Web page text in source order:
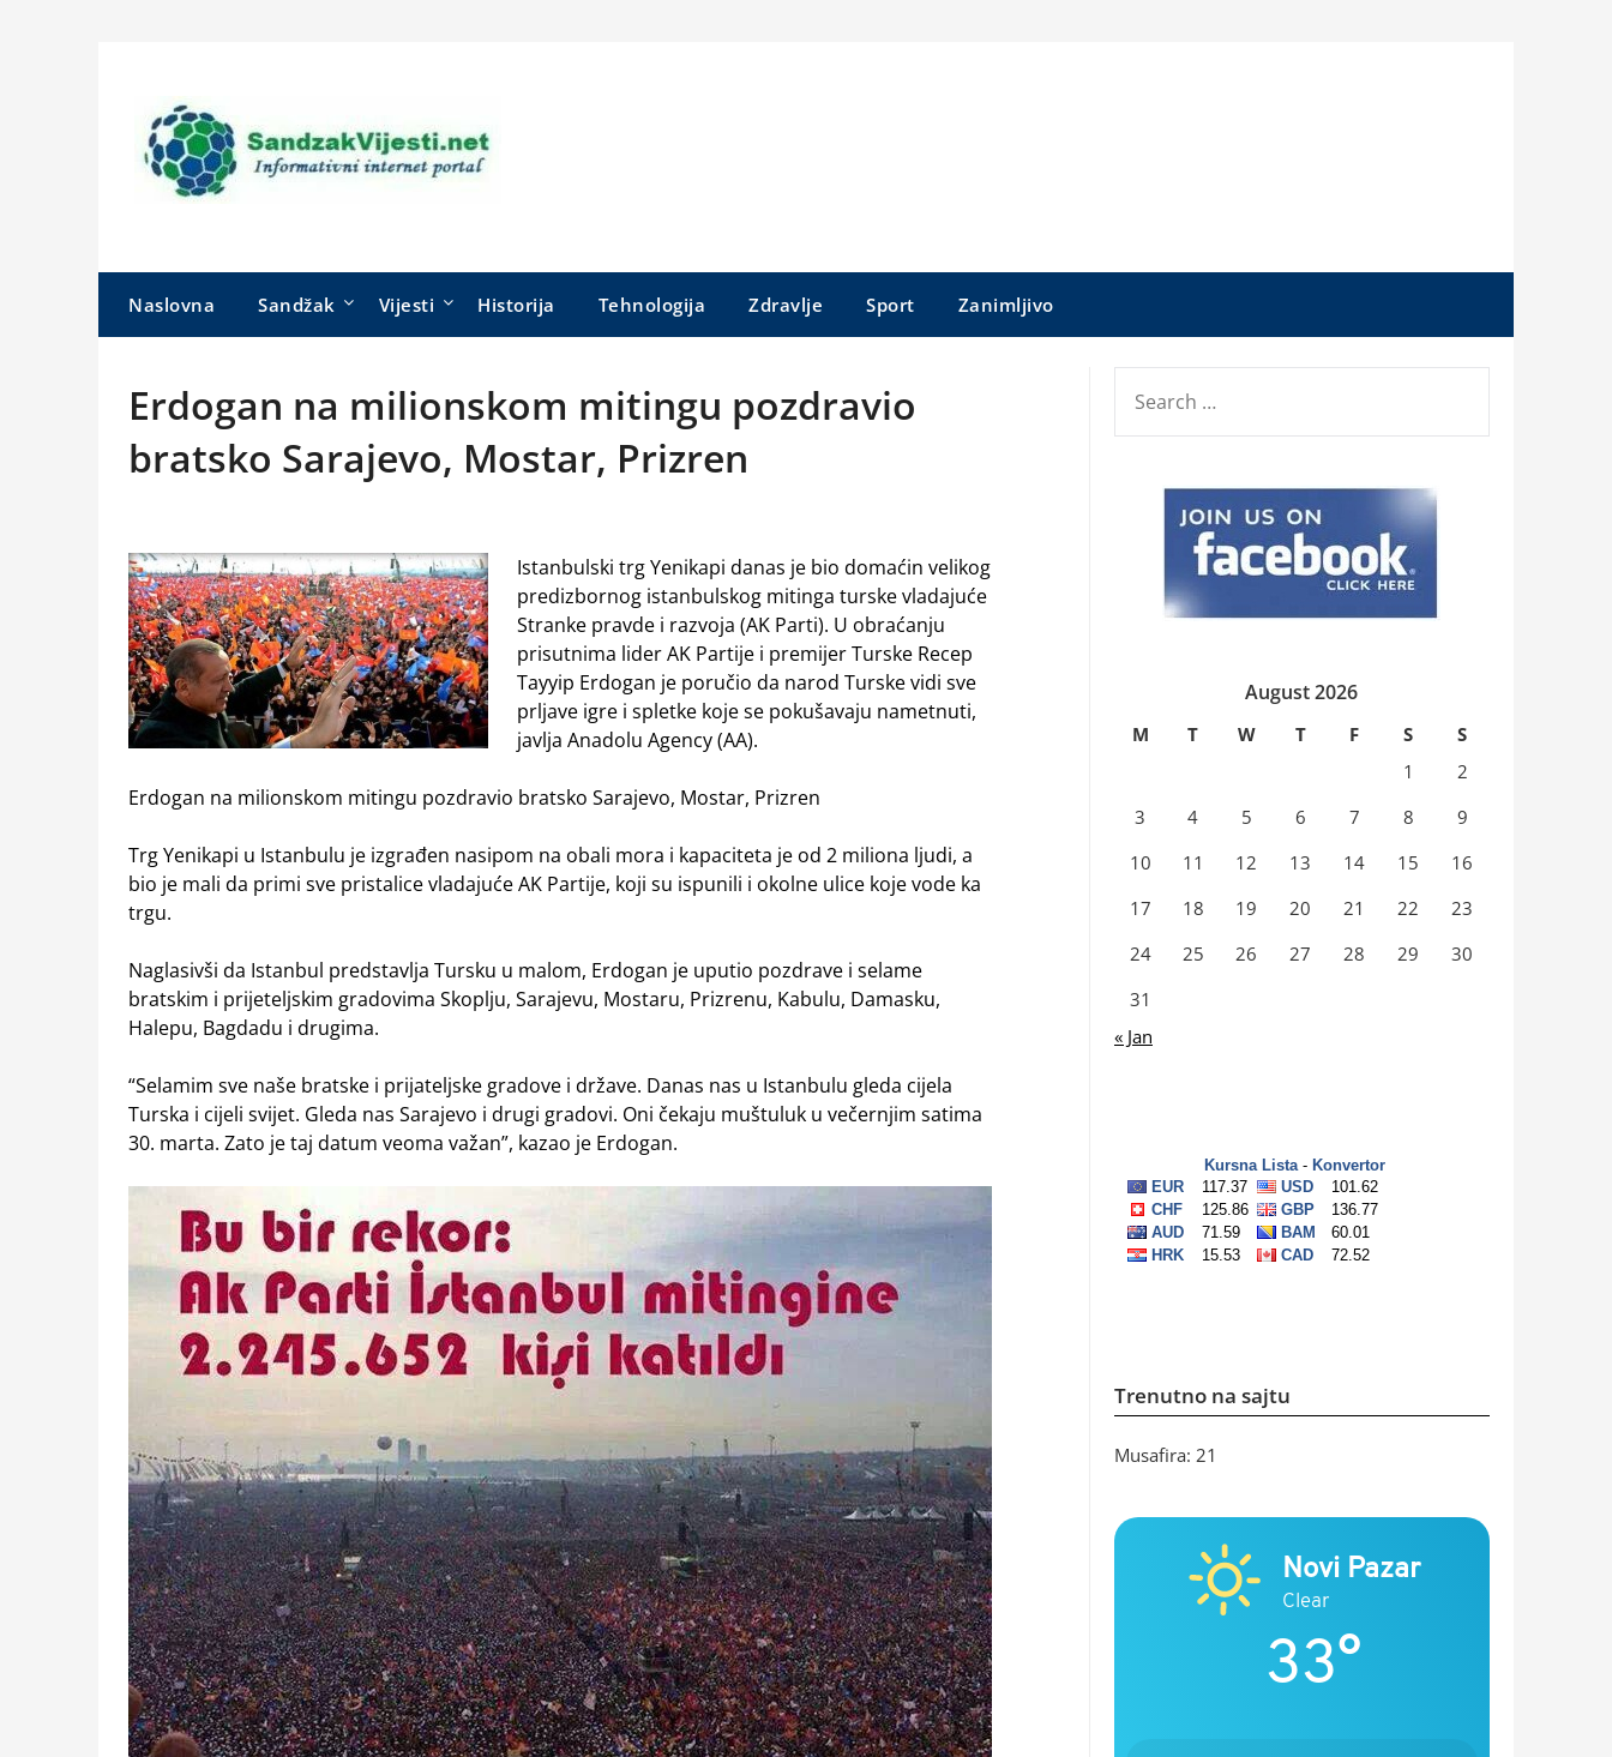
Naslovna Sandžak Vijesti Historija Tehnologija Zdravlje Sport Zanimljivo
Erdogan na milionskom mitingu pozdravio
bratsko Sarajevo, Mostar, Prizren
Istanbulski trg Yenikapi danas je bio domaćin velikog
predizbornog istanbulskog mitinga turske vladajuće
Stranke pravde i razvoja (AK Parti). U obraćanju
prisutnima lider AK Partije i premijer Turske Recep
Tayyip Erdogan je poručio da narod Turske vidi sve
prljave igre i spletke koje se pokušavaju nametnuti,
javlja Anadolu Agency (AA).
Erdogan na milionskom mitingu pozdravio bratsko Sarajevo, Mostar, Prizren
Trg Yenikapi u Istanbulu je izgrađen nasipom na obali mora i kapaciteta je od 2 miliona ljudi, a
bio je mali da primi sve pristalice vladajuće AK Partije, koji su ispunili i okolne ulice koje vode ka
trgu.
Naglasivši da Istanbul predstavlja Tursku u malom, Erdogan je uputio pozdrave i selame
bratskim i prijeteljskim gradovima Skoplju, Sarajevu, Mostaru, Prizrenu, Kabulu, Damasku,
Halepu, Bagdadu i drugima.
“Selamim sve naše bratske i prijateljske gradove i države. Danas nas u Istanbulu gleda cijela
Turska i cijeli svijet. Gleda nas Sarajevo i drugi gradovi. Oni čekaju muštuluk u večernjim satima
30. marta. Zato je taj datum veoma važan”, kazao je Erdogan.
FOR:
August 2026
M T W T F S
S
1
2
3
4 5 6 7 8
9
10
11 12 13 14 15
16
17
18 19 20 21 22
23
24
25 26 27 28 29
30
31
« Jan
Trenutno na sajtu
Musafira: 21
Novi Pazar
Clear
33°